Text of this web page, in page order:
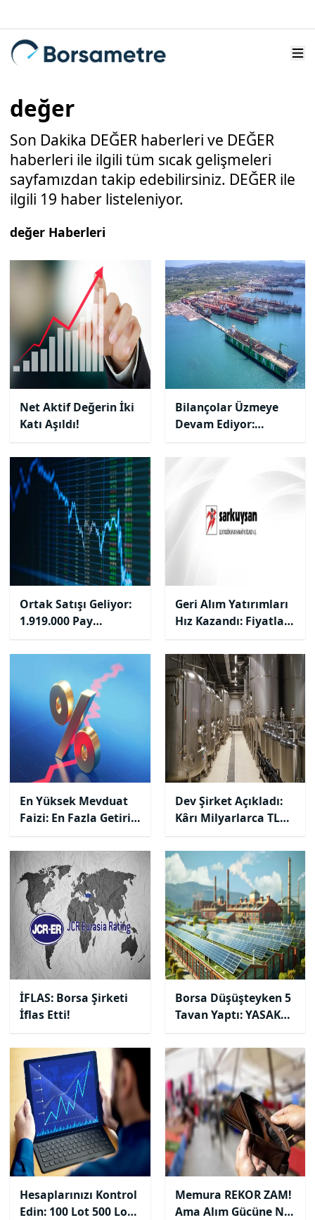
değer
Son Dakika DEĞER haberleri ve DEĞER
haberleri ile ilgili tüm sıcak gelişmeleri
sayfamızdan takip edebilirsiniz. DEĞER ile
ilgili 19 haber listeleniyor.
değer Haberleri
Net Aktif Değerin İki
Katı Aşıldı!
Bilançolar Üzmeye
Devam Ediyor:
154.565.000 TL Zarar!
Ortak Satışı Geliyor:
1.919.000 Pay
Borsaya Giriyor!
Geri Alım Yatırımları
Hız Kazandı: Fiyatlar
Toparlanıyor mu?
En Yüksek Mevduat
Faizi: En Fazla Getiri
Sağlayan Bankalar
Dev Şirket Açıkladı:
Kârı Milyarlarca TL
Düştü!
İFLAS: Borsa Şirketi
İflas Etti!
Borsa Düşüşteyken 5
Tavan Yaptı: YASAK
Yedi!
Hesaplarınızı Kontrol
Edin: 100 Lot 500 Lot
Memura REKOR ZAM!
Ama Alım Gücüne Ne